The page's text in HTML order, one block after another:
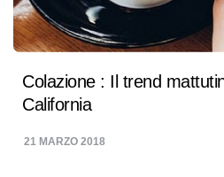
Colazione : Il trend
California
21 MARZO 2018